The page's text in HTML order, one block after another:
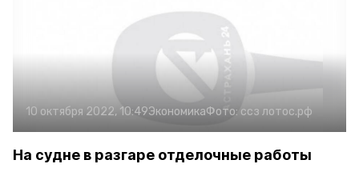
10 октября 2022, 10:49ЭкономикаФото: ссз лотос.рф
На судне в разгаре отделочные работы